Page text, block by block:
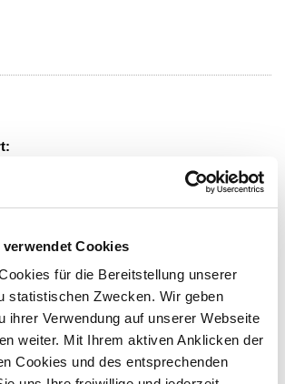
verwendet Cookies
für die Bereitstellung unserer
statistischen Zwecken. Wir geben
ihrer Verwendung auf unserer Webseite
weiter. Mit Ihrem aktiven Anklicken der
Cookies und des entsprechenden
Geist, Blauer
Geist GmbH & Co.KG